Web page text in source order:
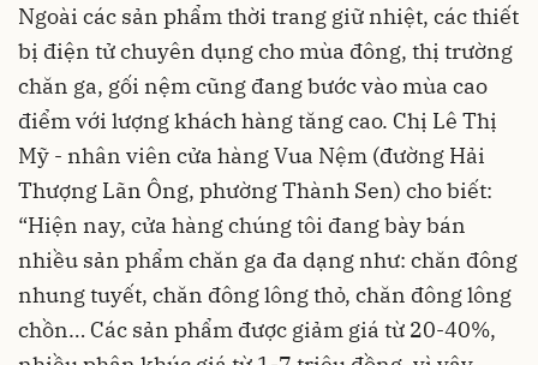
Ngoài các sản phẩm thời trang giữ nhiệt, các thiết
bị điện tử chuyên dụng cho mùa đông, thị trường
chăn ga, gối nệm cũng đang bước vào mùa cao
điểm với lượng khách hàng tăng cao. Chị Lê Thị
Mỹ - nhân viên cửa hàng Vua Nệm (đường Hải
Thượng Lãn Ông, phường Thành Sen) cho biết:
“Hiện nay, cửa hàng chúng tôi đang bày bán
nhiều sản phẩm chăn ga đa dạng như: chăn đông
nhung tuyết, chăn đông lông thỏ, chăn đông lông
chồn… Các sản phẩm được giảm giá từ 20-40%,